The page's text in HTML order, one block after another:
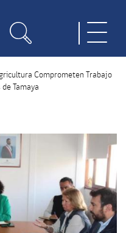
Comprometen Trabajo
Tamaya